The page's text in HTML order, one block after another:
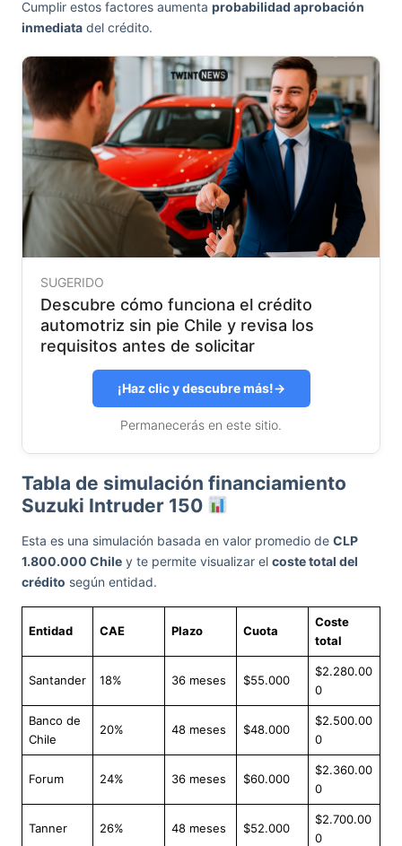
Cumplir estos factores aumenta probabilidad aprobación
inmediata del crédito.
SUGERIDO
Descubre cómo funciona el crédito
automotriz sin pie Chile y revisa los
requisitos antes de solicitar
¡Haz clic y descubre más!→
Permanecerás en este sitio.
Tabla de simulación financiamiento
Suzuki Intruder 150
Esta es una simulación basada en valor promedio de CLP
1.800.000 Chile y te permite visualizar el coste total del
crédito según entidad.
Entidad CAE Plazo Cuota
Coste
total
Santander 18% 36 meses $55.000
$2.280.00
0
Banco de
Chile
20% 48 meses $48.000
$2.500.00
0
Forum 24% 36 meses $60.000
$2.360.00
0
Tanner 26% 48 meses $52.000
$2.700.00
0